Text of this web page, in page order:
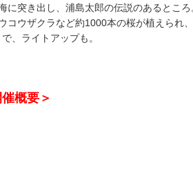
に突き出し、浦島太郎の伝説のあるとこ
コウザクラなど約1000本の桜が植えられ
、ライトアップも。
概要＞